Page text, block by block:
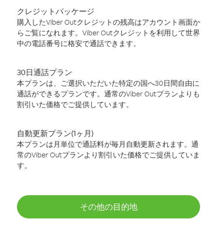
クレジットパッケージ
購入したViber Outクレジットの残高はアカウント画面か
らご覧になれます。Viber Outクレジットを利用して世界
中の電話番号に格安で通話できます。
30日通話プラン
本プランは、ご選択いただいた特定の国へ30日間自由に
通話ができるプランです。通常のViber Outプランよりも
割引いた価格でご提供しています。
自動更新プラン(1ヶ月)
本プランは月単位で通話料が毎月自動更新されます。通
常のViber Outプランより割引いた価格でご提供していま
す。
その他の目的地